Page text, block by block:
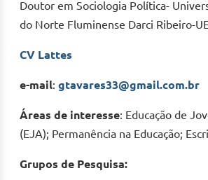
Doutor em Sociologia Política-
do Norte Fluminense Darci Ribeiro-
CV Lattes
e-mail: gtavares33@gmail.com.br
Áreas de interesse: Educação de
(EJA); Permanência na Educação;
Grupos de Pesquisa: